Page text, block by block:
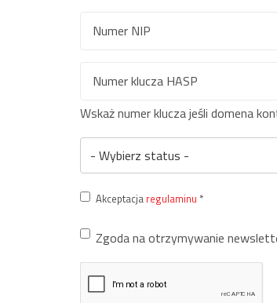
nazwa
NIP
Numer
klucza
HASP
Wskaż numer klucza jeśli domena
- Wybierz status -
Akceptacja regulaminu *
Zgoda na otrzymywanie